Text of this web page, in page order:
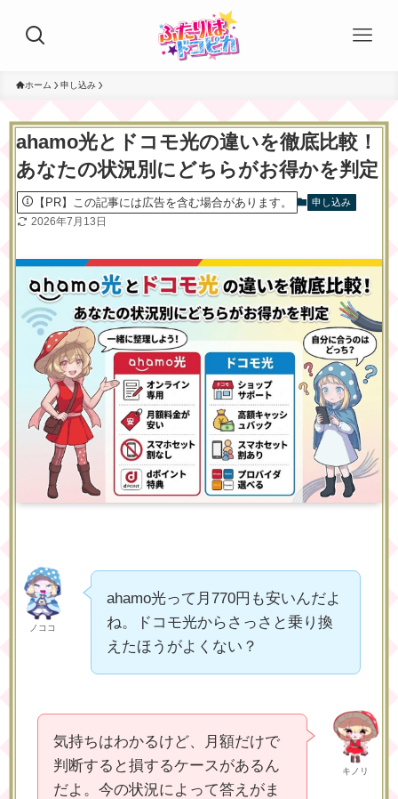
ホーム 申し込み
ahamo光とドコモ光の違いを徹底比較！
あなたの状況別にどちらがお得かを判定
【PR】この記事には広告を含む場合があります。 申し込み
2026年7月13日
ノココ
ahamo光って月770円も安いんだよ
ね。ドコモ光からさっさと乗り換
えたほうがよくない？
キノリ
気持ちはわかるけど、月額だけで
判断すると損するケースがあるん
だよ。今の状況によって答えがま